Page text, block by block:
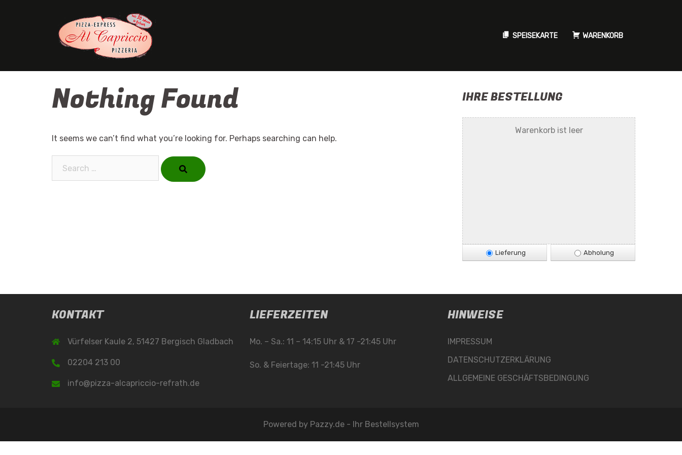
SPEISEKARTE WARENKORB
Nothing Found
It seems we can’t find what you’re looking for. Perhaps searching can help.
IHRE BESTELLUNG
Warenkorb ist leer
Lieferung Abholung
KONTAKT
Vürfelser Kaule 2, 51427 Bergisch Gladbach
02204 213 00
info@pizza-alcapriccio-refrath.de
LIEFERZEITEN
Mo. – Sa.: 11 – 14:15 Uhr & 17 -21:45 Uhr
So. & Feiertage: 11 -21:45 Uhr
HINWEISE
IMPRESSUM
DATENSCHUTZERKLÄRUNG
ALLGEMEINE GESCHÄFTSBEDINGUNG
Powered by Pazzy.de - Ihr Bestellsystem